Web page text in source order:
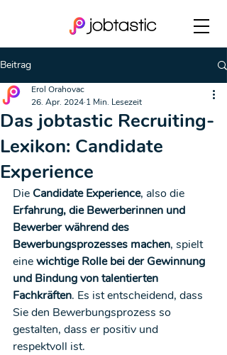
Beitrag
Das jobtastic Recruiting-
Lexikon: Candidate
Experience
Erol Orahovac
26. Apr. 2024 1 Min. Lesezeit
Die Candidate Experience, also die
Erfahrung, die Bewerberinnen und
Bewerber während des
Bewerbungsprozesses machen, spielt
eine wichtige Rolle bei der Gewinnung
und Bindung von talentierten
Fachkräften. Es ist entscheidend, dass
Sie den Bewerbungsprozess so
gestalten, dass er positiv und
respektvoll ist.